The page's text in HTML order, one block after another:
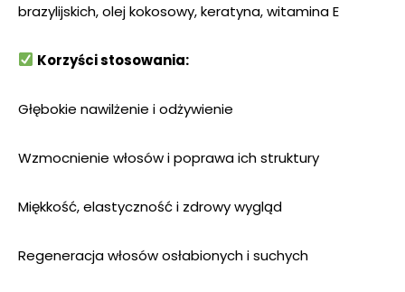
brazylijskich, olej kokosowy, keratyna, witamina E
Korzyści stosowania:
Głębokie nawilżenie i odżywienie
Wzmocnienie włosów i poprawa ich struktury
Miękkość, elastyczność i zdrowy wygląd
Regeneracja włosów osłabionych i suchych